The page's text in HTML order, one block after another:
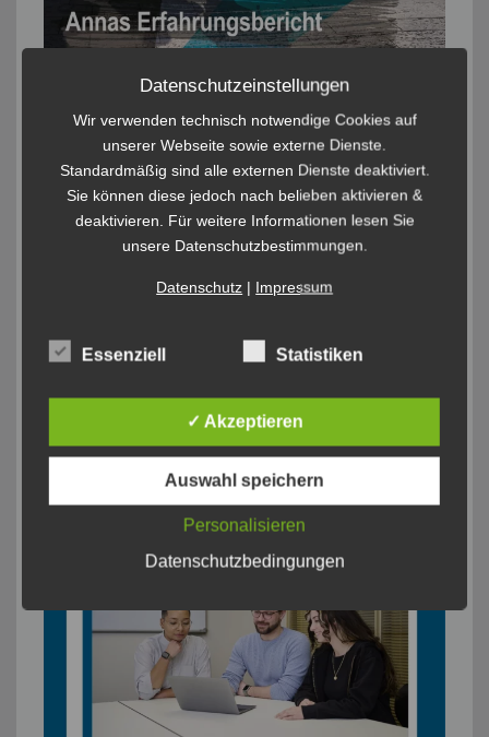
Datenschutzeinstellungen
Wir verwenden technisch notwendige Cookies auf
unserer Webseite sowie externe Dienste.
Standardmäßig sind alle externen Dienste deaktiviert.
Sie können diese jedoch nach belieben aktivieren &
deaktivieren. Für weitere Informationen lesen Sie
unsere Datenschutzbestimmungen.
Datenschutz| Impressum
Essenziell Statistiken
✓ Akzeptieren
Auswahl speichern
Personalisieren
Datenschutzbedingungen